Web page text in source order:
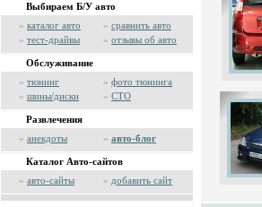
Выбираем Б/У авто
» каталог авто » сравнить авто
» тест-драйвы » отзывы об авто
Обслуживание
» тюнинг » фото тюнинга
» шины/диски » СТО
Развлечения
» анекдоты » авто-блог
Каталог Авто-сайтов
» авто-сайты » добавить сайт